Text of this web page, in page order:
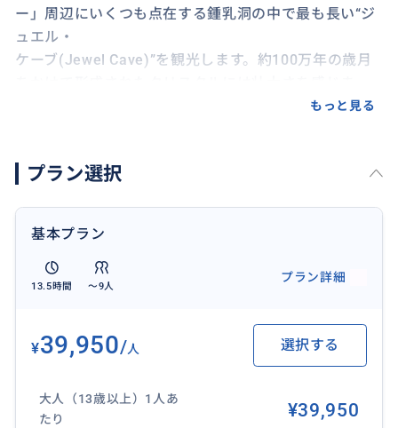
ー」周辺にいくつも点在する鍾乳洞の中で最も長い“ジ
ュエル・
ケーブ(Jewel Cave)”を観光します。約100万年の歳月
もっと見る
プラン選択
基本プラン
13.5時間 〜9人
プラン詳細
¥39,950/人 選択する
大人（13歳以上）1人あ
たり
¥39,950